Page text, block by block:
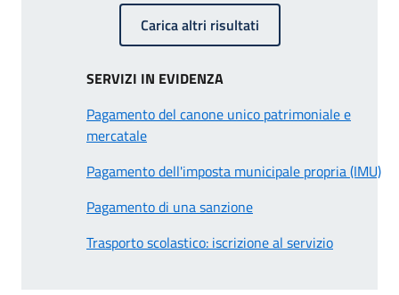
Carica altri risultati
SERVIZI IN EVIDENZA
Pagamento del canone unico patrimoniale e
mercatale
Pagamento dell'imposta municipale propria (IMU)
Pagamento di una sanzione
Trasporto scolastico: iscrizione al servizio